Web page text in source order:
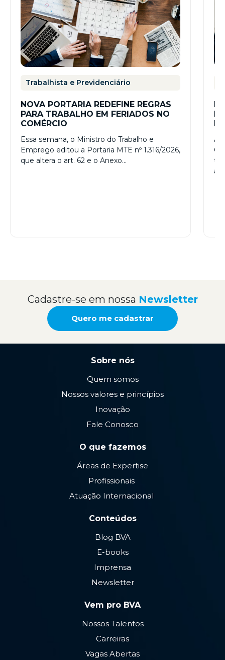
Trabalhista e Previdenciário
NOVA PORTARIA REDEFINE REGRAS
PARA TRABALHO EM FERIADOS NO
COMÉRCIO
Essa semana, o Ministro do Trabalho e
Emprego editou a Portaria MTE nº 1.316/2026,
que altera o art. 62 e o Anexo…
A
a…
Cadastre-se em nossa Newsletter
Quero me cadastrar
Sobre nós
Quem somos
Nossos valores e princípios
Inovação
Fale Conosco
O que fazemos
Áreas de Expertise
Profissionais
Atuação Internacional
Conteúdos
Blog BVA
E-books
Imprensa
Newsletter
Vem pro BVA
Nossos Talentos
Carreiras
Vagas Abertas